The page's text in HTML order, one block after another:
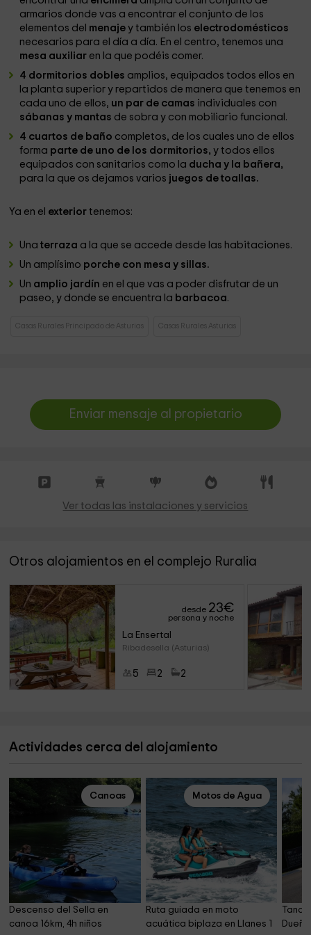
armarios donde vas a encontrar el conjunto de los
elementos del menajey también los electrodomésticos
necesarios para el día a día. En el centro, tenemos una
mesa auxiliar en la que podéis comer.
4 dormitorios dobles amplios, equipados todos ellos en
la planta superior y repartidos de manera que tenemos en
cada uno de ellos, un par de camas individuales con
sábanas y mantas de sobra y con mobiliario funcional.
4 cuartos de baño completos, de los cuales uno de ellos
forma parte de uno de los dormitorios, y todos ellos
equipados con sanitarios como la ducha y la bañera,
para la que os dejamos varios juegos de toallas.
Ya en el exteriortenemos:
Unaterraza a la que se accede desde las habitaciones.
Un amplísimo porche con mesa y sillas.
Un amplio jardín en el que vas a poder disfrutar de un
paseo, y donde se encuentra la barbacoa.
Casas Rurales Principado de Asturias Casas Rurales Asturias
Enviar mensaje al propietario
Ver todas las instalaciones y servicios
Otros alojamientos en el complejo Ruralia
desde 23€
persona y noche
La Ensertal
Ribadesella (Asturias)
5 2 2
Actividades cerca del alojamiento
Canoas
Descenso del Sella en
canoa 16km, 4h niños
Motos de Agua
Ruta guiada en moto
acuática biplaza en Llanes 1